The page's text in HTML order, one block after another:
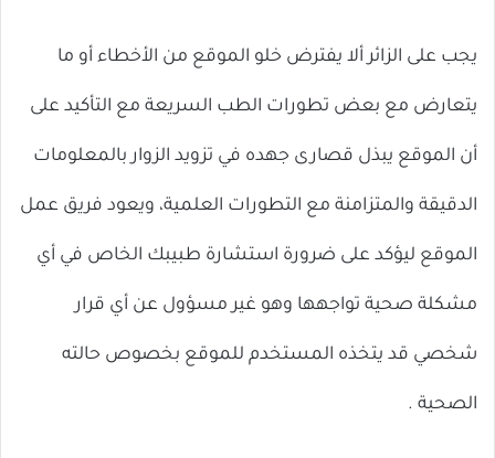
يجب على الزائر ألا يفترض خلو الموقع من الأخطاء أو ما
يتعارض مع بعض تطورات الطب السريعة مع التأكيد على
أن الموقع يبذل قصارى جهده في تزويد الزوار بالمعلومات
الدقيقة والمتزامنة مع التطورات العلمية، ويعود فريق عمل
الموقع ليؤكد على ضرورة استشارة طبيبك الخاص في أي
مشكلة صحية تواجهها وهو غير مسؤول عن أي قرار
شخصي قد يتخذه المستخدم للموقع بخصوص حالته
الصحية .